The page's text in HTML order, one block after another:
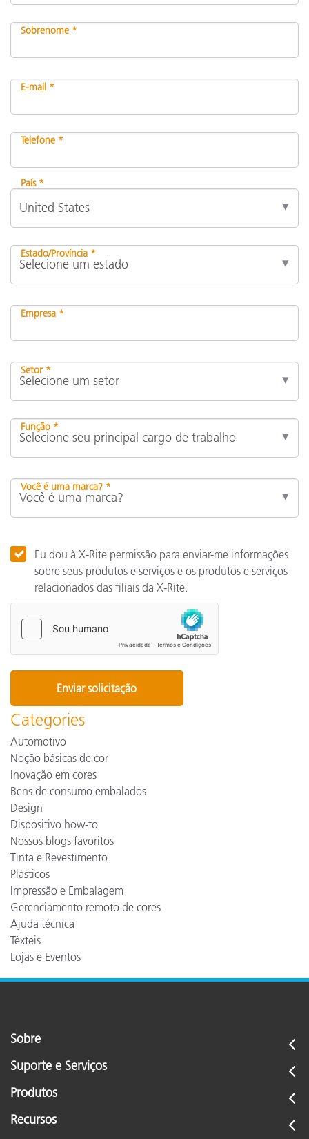
Sobrenome *
E-mail *
Telefone *
País *
Estado/Província *
Empresa *
Setor *
Função *
Você é uma marca? *
Eu dou à X-Rite permissão para enviar-me informações
sobre seus produtos e serviços e os produtos e serviços
relacionados das filiais da X-Rite.
Categories
Automotivo
Noção básicas de cor
Inovação em cores
Bens de consumo embalados
Design
Dispositivo how-to
Nossos blogs favoritos
Tinta e Revestimento
Plásticos
Impressão e Embalagem
Gerenciamento remoto de cores
Ajuda técnica
Têxteis
Lojas e Eventos
Sobre
Suporte e Serviços
Produtos
Recursos